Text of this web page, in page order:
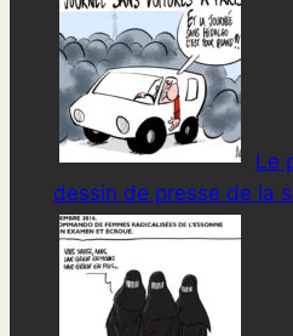
Le
dessin de presse de la